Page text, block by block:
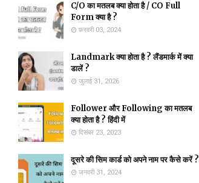
C/O का मतलब क्या होता है / CO Full
Form क्या है ?
फ़रवरी 03, 2024
Landmark क्या होता है ? लैंडमार्क में क्या
डालें ?
जुलाई 31, 2026
Follower और Following का मतलब
क्या होता है ? हिंदी में
दिसंबर 23, 2023
दूसरे की सिम कार्ड को अपने नाम पर कैसे करें ?
जनवरी 31, 2024